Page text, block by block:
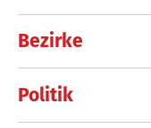
Bezirke
Politik